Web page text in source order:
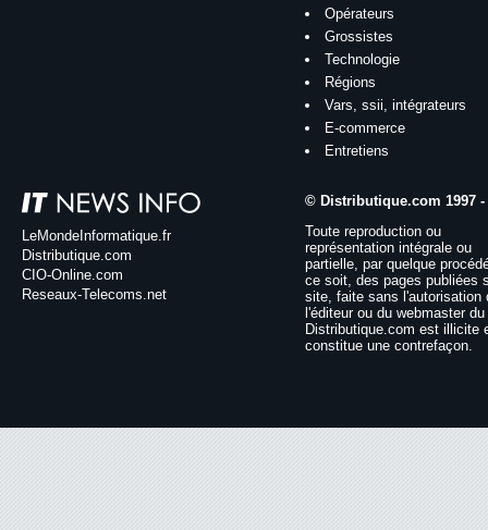
Opérateurs
Grossistes
Technologie
Régions
Vars, ssii, intégrateurs
E-commerce
Entretiens
LeMondeInformatique.fr
Distributique.com
CIO-Online.com
Reseaux-Telecoms.net
© Distributique.com 1997 -
Toute reproduction ou
représentation intégrale ou
partielle, par quelque
ce soit, des pages publiées
site, faite sans l'autorisation
l'éditeur ou du webmaster
Distributique.com est illicite
constitue une contrefaçon.